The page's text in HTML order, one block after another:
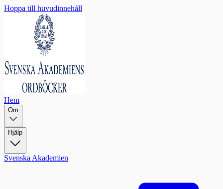
Hoppa till huvudinnehåll
Hem
Om
Hjälp
Svenska Akademien